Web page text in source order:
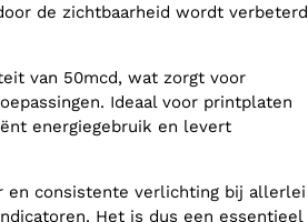
de zichtbaarheid wordt verbeterd
van 50mcd, wat zorgt voor
Ideaal voor printplaten
energiegebruik en levert
en consistente verlichting bij allerlei
Het is dus een essentieel